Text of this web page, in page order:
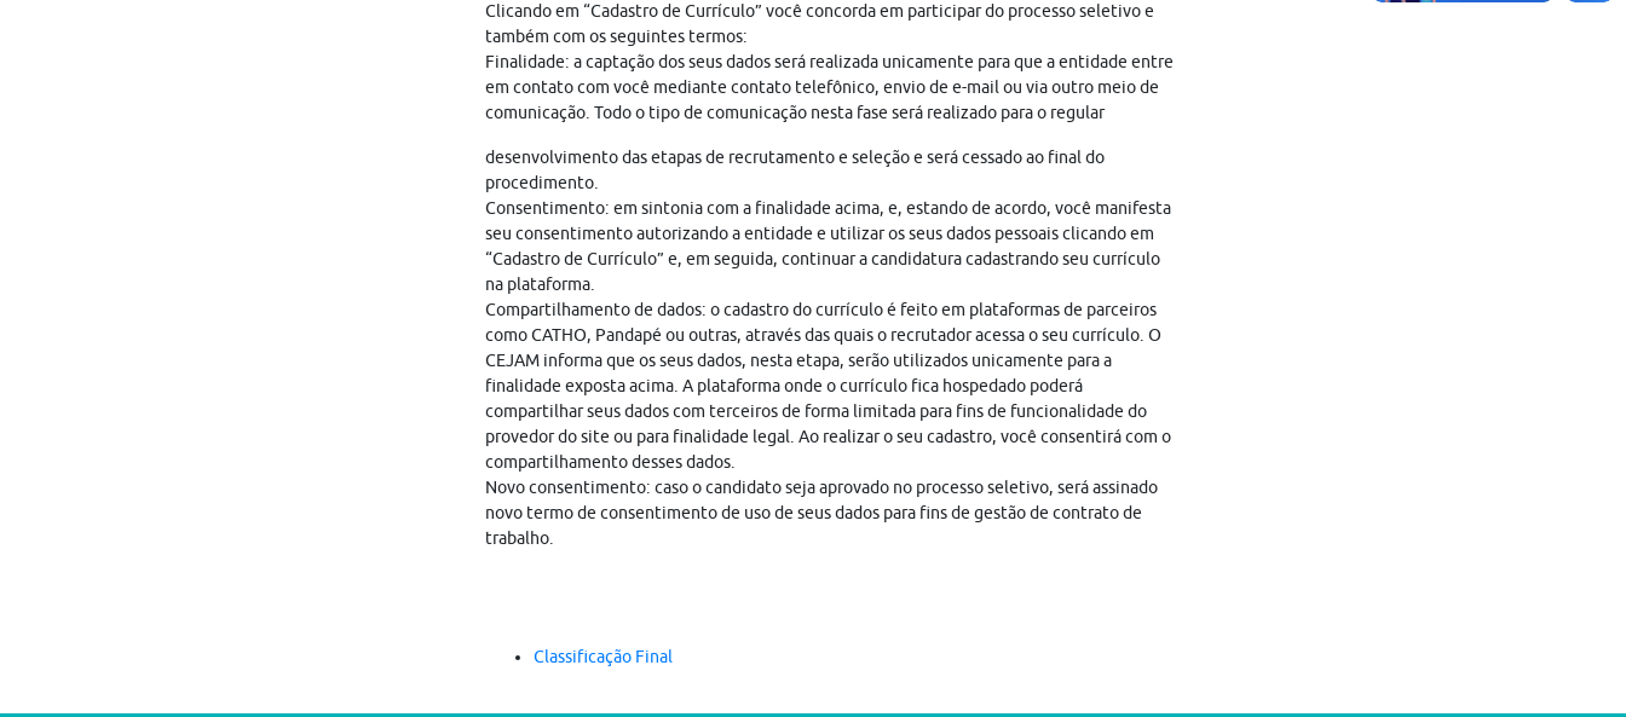
Clicando em “Cadastro de Currículo” você concorda em participar do processo seletivo e
também com os seguintes termos:
Finalidade: a captação dos seus dados será realizada unicamente para que a entidade entre
em contato com você mediante contato telefônico, envio de e-mail ou via outro meio de
comunicação. Todo o tipo de comunicação nesta fase será realizado para o regular
desenvolvimento das etapas de recrutamento e seleção e será cessado ao final do
procedimento.
Consentimento: em sintonia com a finalidade acima, e, estando de acordo, você manifesta
seu consentimento autorizando a entidade e utilizar os seus dados pessoais clicando em
“Cadastro de Currículo” e, em seguida, continuar a candidatura cadastrando seu currículo
na plataforma.
Compartilhamento de dados: o cadastro do currículo é feito em plataformas de parceiros
como CATHO, Pandapé ou outras, através das quais o recrutador acessa o seu currículo. O
CEJAM informa que os seus dados, nesta etapa, serão utilizados unicamente para a
finalidade exposta acima. A plataforma onde o currículo fica hospedado poderá
compartilhar seus dados com terceiros de forma limitada para fins de funcionalidade do
provedor do site ou para finalidade legal. Ao realizar o seu cadastro, você consentirá com o
compartilhamento desses dados.
Novo consentimento: caso o candidato seja aprovado no processo seletivo, será assinado
novo termo de consentimento de uso de seus dados para fins de gestão de contrato de
trabalho.
Classificação Final